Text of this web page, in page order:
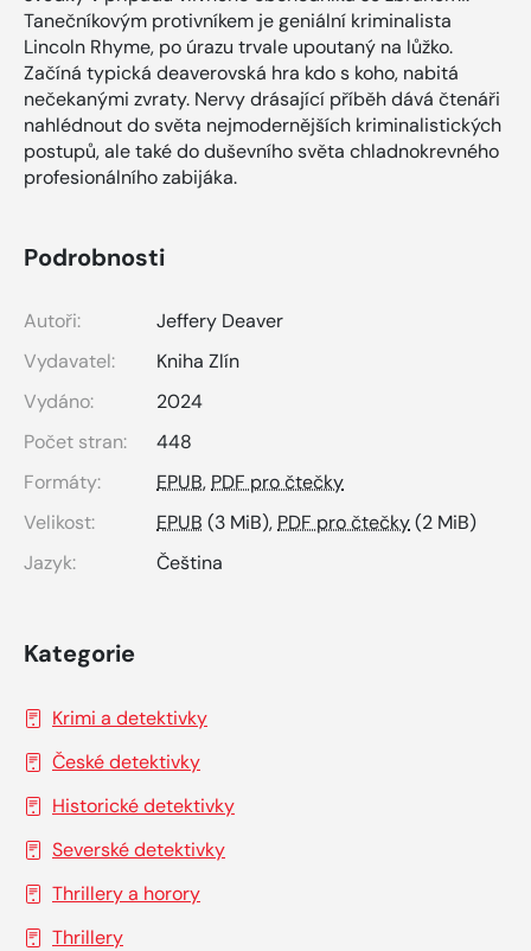
Tanečníkovým protivníkem je geniální kriminalista
Lincoln Rhyme, po úrazu trvale upoutaný na lůžko.
Začíná typická deaverovská hra kdo s koho, nabitá
nečekanými zvraty. Nervy drásající příběh dává čtenáři
nahlédnout do světa nejmodernějších kriminalistických
postupů, ale také do duševního světa chladnokrevného
profesionálního zabijáka.
Podrobnosti
Autoři:
Jeffery Deaver
Vydavatel:
Kniha Zlín
Vydáno:
2024
Počet stran:
448
Formáty:
EPUB, PDF pro čtečky
Velikost:
EPUB (3 MiB), PDF pro čtečky(2 MiB)
Jazyk:
Čeština
Kategorie
Krimi a detektivky
České detektivky
Historické detektivky
Severské detektivky
Thrillery a horory
Thrillery